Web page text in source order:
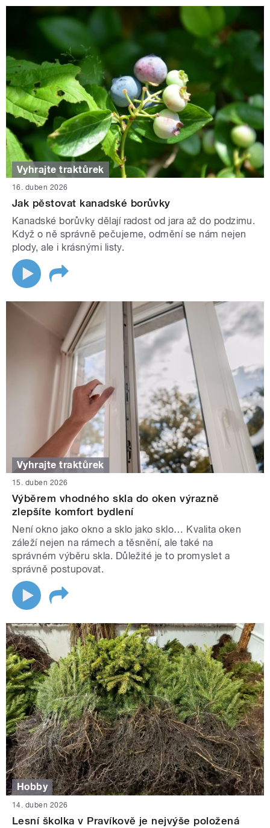
Vyhrajte traktůrek
16. duben 2026
Jak pěstovat kanadské borůvky
Kanadské borůvky dělají radost od jara až do podzimu.
Když o ně správně pečujeme, odmění se nám nejen
plody, ale i krásnými listy.
Vyhrajte traktůrek
15. duben 2026
Výběrem vhodného skla do oken výrazně
zlepšíte komfort bydlení
Není okno jako okno a sklo jako sklo… Kvalita oken
záleží nejen na rámech a těsnění, ale také na
správném výběru skla. Důležité je to promyslet a
správně postupovat.
Hobby
14. duben 2026
Lesní školka v Pravíkově je nejvýše položená